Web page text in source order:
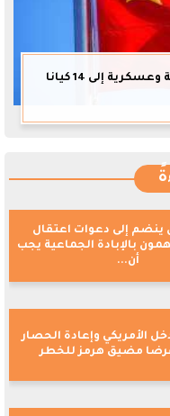
الصين تحظر تصدير منتجات مدنية وعسكرية إلى 14 كيانا
ينضم إلى دعوات اعتقال
بالإبادة الجماعية يجب
أن...
الأمريكي وإعادة الحصار
مضيق هرمز للخطر